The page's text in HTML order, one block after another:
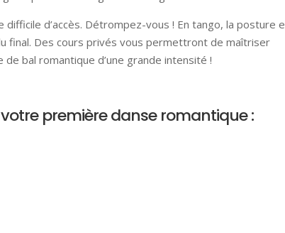
d’accès. Détrompez-vous ! En tango, la posture
final. Des cours privés vous permettront de maîtriser
bal romantique d’une grande intensité !
première danse romantique :